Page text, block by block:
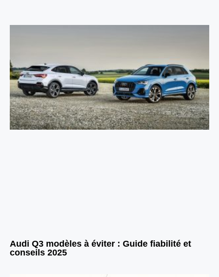
Audi Q3 modèles à éviter : Guide fiabilité et
conseils 2025